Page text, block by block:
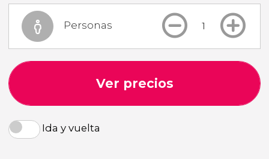
Personas
Ver precios
Ida y vuelta